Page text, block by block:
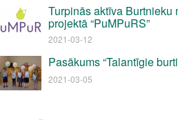
Turpinās aktīva
projektā “PuMPuRS”
2021-03-12
Pasākums “Talantīgie
2021-03-05